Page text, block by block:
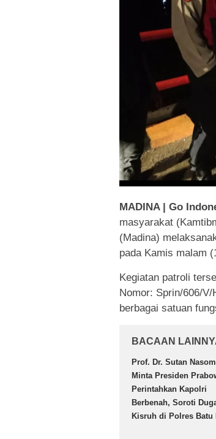
MADINA | Go
masyarakat
(Madina)
pada Kamis malam
Kegiatan patroli
Nomor: Sprin/606/
berbagai satuan
BACAAN
Prof. Dr. Sutan
Minta Presiden
Perintahkan Kapolri
Berbenah, Soroti
Kisruh di Polres Batu